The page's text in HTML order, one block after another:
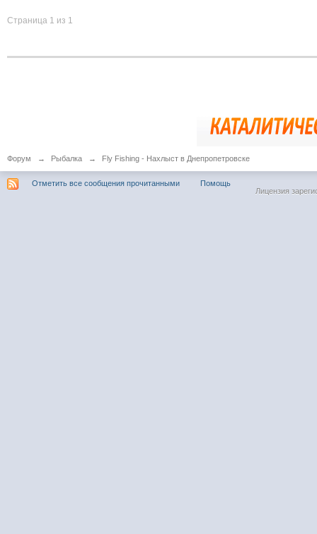
Страница 1 из 1
Форум → Рыбалка → Fly Fishing - Нахлыст в Днепропетровске
Отметить все сообщения прочитанными
Помощь
Лицензия